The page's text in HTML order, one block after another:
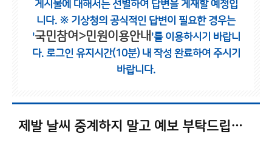
게시물에 대해서는 선별하여 답변을 게재할 예정입
니다. ※ 기상청의 공식적인 답변이 필요한 경우는
'국민참여>민원이용안내 '를 이용하시기 바랍니
다. 로그인 유지시간(10분) 내 작성 완료하여 주시기
바랍니다.
제발 날씨 중계하지 말고 예보 부탁드립니다...